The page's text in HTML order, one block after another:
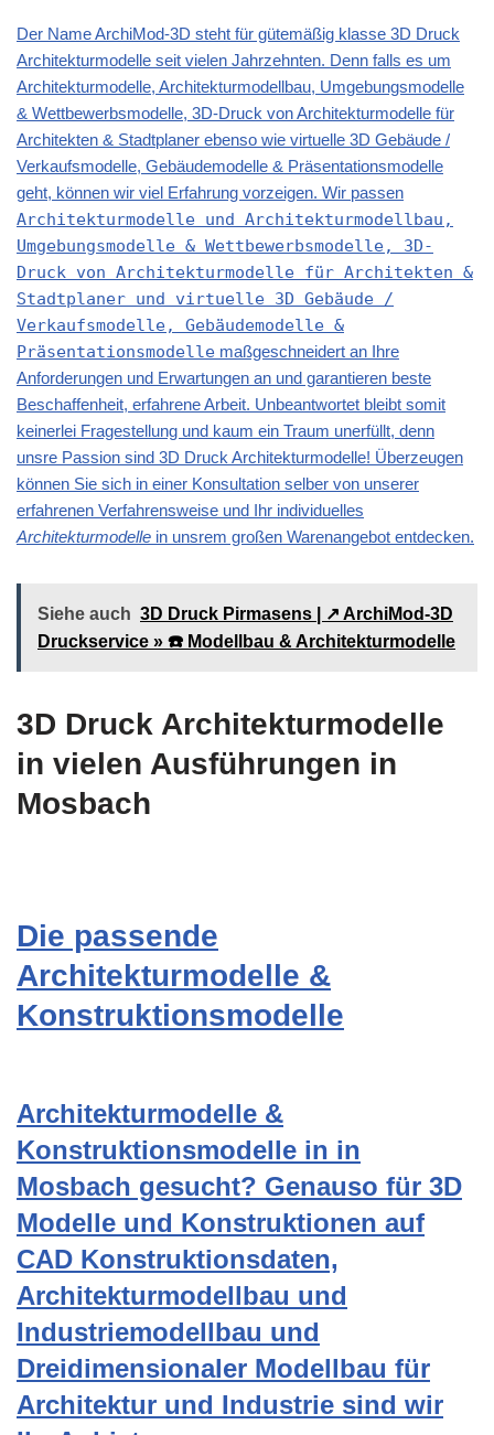
Der Name ArchiMod-3D steht für gütemäßig klasse 3D Druck
Architekturmodelle seit vielen Jahrzehnten. Denn falls es um
Architekturmodelle, Architekturmodellbau, Umgebungsmodelle
& Wettbewerbsmodelle, 3D-Druck von Architekturmodelle für
Architekten & Stadtplaner ebenso wie virtuelle 3D Gebäude /
Verkaufsmodelle, Gebäudemodelle & Präsentationsmodelle
geht, können wir viel Erfahrung vorzeigen. Wir passen
Architekturmodelle und Architekturmodellbau,
Umgebungsmodelle & Wettbewerbsmodelle, 3D-
Druck von Architekturmodelle für Architekten &
Stadtplaner und virtuelle 3D Gebäude /
Verkaufsmodelle, Gebäudemodelle &
Präsentationsmodelle maßgeschneidert an Ihre
Anforderungen und Erwartungen an und garantieren beste
Beschaffenheit, erfahrene Arbeit. Unbeantwortet bleibt somit
keinerlei Fragestellung und kaum ein Traum unerfüllt, denn
unsre Passion sind 3D Druck Architekturmodelle! Überzeugen
können Sie sich in einer Konsultation selber von unserer
erfahrenen Verfahrensweise und Ihr individuelles
Architekturmodelle in unsrem großen Warenangebot entdecken.
Siehe auch 3D Druck Pirmasens | ↗️ ArchiMod-3D
Druckservice » ☎️ Modellbau & Architekturmodelle
3D Druck Architekturmodelle
in vielen Ausführungen in
Mosbach
Die passende
Architekturmodelle &
Konstruktionsmodelle
Architekturmodelle &
Konstruktionsmodelle in in
Mosbach gesucht? Genauso für 3D
Modelle und Konstruktionen auf
CAD Konstruktionsdaten,
Architekturmodellbau und
Industriemodellbau und
Dreidimensionaler Modellbau für
Architektur und Industrie sind wir